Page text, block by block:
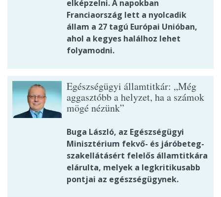
elképzelni. A napokban
Franciaország lett a nyolcadik
állam a 27 tagú Európai Unióban,
ahol a kegyes halálhoz lehet
folyamodni.
Egészségügyi államtitkár: „Még
aggasztóbb a helyzet, ha a számok
mögé nézünk”
Buga László, az Egészségügyi
Minisztérium fekvő- és járóbeteg-
szakellátásért felelős államtitkára
elárulta, melyek a legkritikusabb
pontjai az egészségügynek.